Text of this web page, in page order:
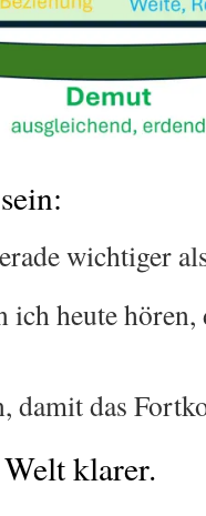
wichtiger
ich heute
damit das
klarer.